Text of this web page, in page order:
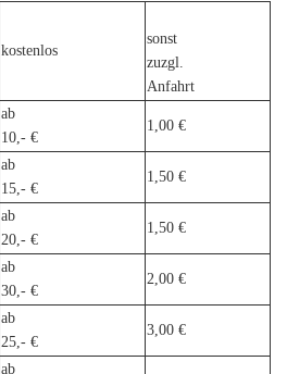
kostenlos
sonst
zuzgl.
Anfahrt
ab
10,- €
1,00 €
ab
15,- €
1,50 €
ab
20,- €
1,50 €
ab
30,- €
2,00 €
ab
25,- €
3,00 €
ab